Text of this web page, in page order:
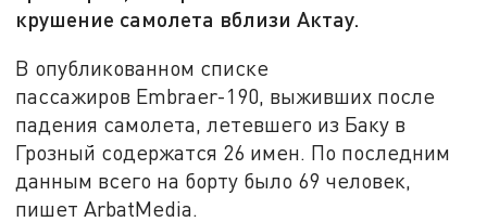
крушение самолета вблизи Актау.
В опубликованном списке
пассажиров Embraer-190, выживших после
падения самолета, летевшего из Баку в
Грозный содержатся 26 имен. По последним
данным всего на борту было 69 человек,
пишет ArbatMedia.